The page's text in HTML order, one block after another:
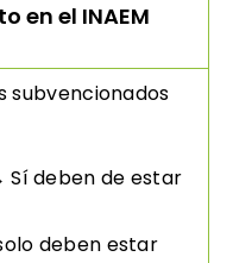
en el INAEM
subvencionados
Sí deben de estar
deben estar